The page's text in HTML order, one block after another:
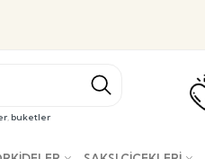
, buketler